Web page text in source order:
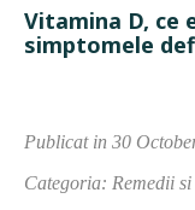
Vitamina D, ce
simptomele
Publicat in 30
Categoria: Remedii